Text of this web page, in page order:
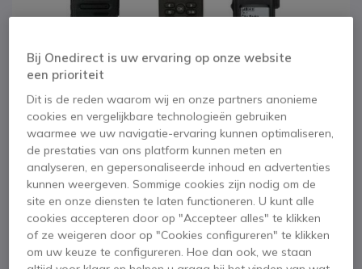
Motorola portofoons
programmeren
SKU MOPROG // Referentie fabrikant: PROGRAMACION
Aangepaste programmering voor Motorola
PMR446 of gelicentieerde walkies
Ga naar het begin van de afbeeldingen-gallerij
Bij Onedirect is uw ervaring op onze website
een prioriteit
Dit is de reden waarom wij en onze partners anonieme
cookies en vergelijkbare technologieën gebruiken
waarmee we uw navigatie-ervaring kunnen optimaliseren,
de prestaties van ons platform kunnen meten en
analyseren, en gepersonaliseerde inhoud en advertenties
kunnen weergeven. Sommige cookies zijn nodig om de
site en onze diensten te laten functioneren. U kunt alle
cookies accepteren door op "Accepteer alles" te klikken
of ze weigeren door op "Cookies configureren" te klikken
om uw keuze te configureren. Hoe dan ook, we staan